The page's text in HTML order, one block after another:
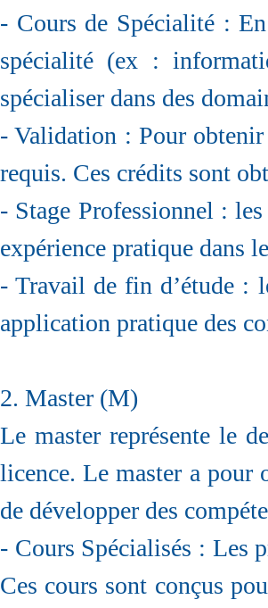
- Cours de Spécialité :
spécialité (ex :
spécialiser dans des
- Validation : Pour
requis. Ces crédits sont
- Stage Professionnel :
expérience pratique dans
- Travail de fin d’étude :
application pratique des
2. Master (M)
Le master représente le
licence. Le master a pour
de développer des
- Cours Spécialisés : Les
Ces cours sont conçus